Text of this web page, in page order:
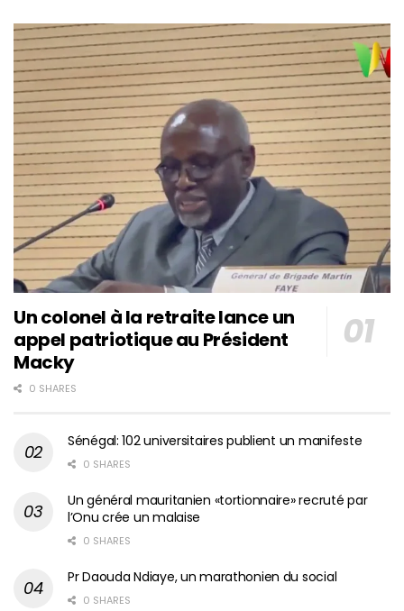
Un colonel à la retraite lance un
appel patriotique au Président
Macky
0 SHARES
Sénégal: 102 universitaires publient un manifeste
0 SHARES
Un général mauritanien «tortionnaire» recruté par
l’Onu crée un malaise
0 SHARES
Pr Daouda Ndiaye, un marathonien du social
0 SHARES